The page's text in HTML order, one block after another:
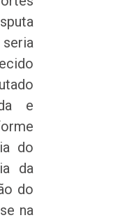
seria
e
do
da
do
na